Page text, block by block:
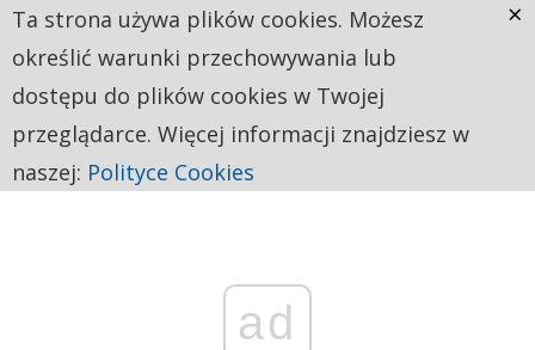
ad
Ta strona używa plików cookies. Możesz
określić warunki przechowywania lub
dostępu do plików cookies w Twojej
przeglądarce. Więcej informacji znajdziesz w
naszej: Polityce Cookies
×